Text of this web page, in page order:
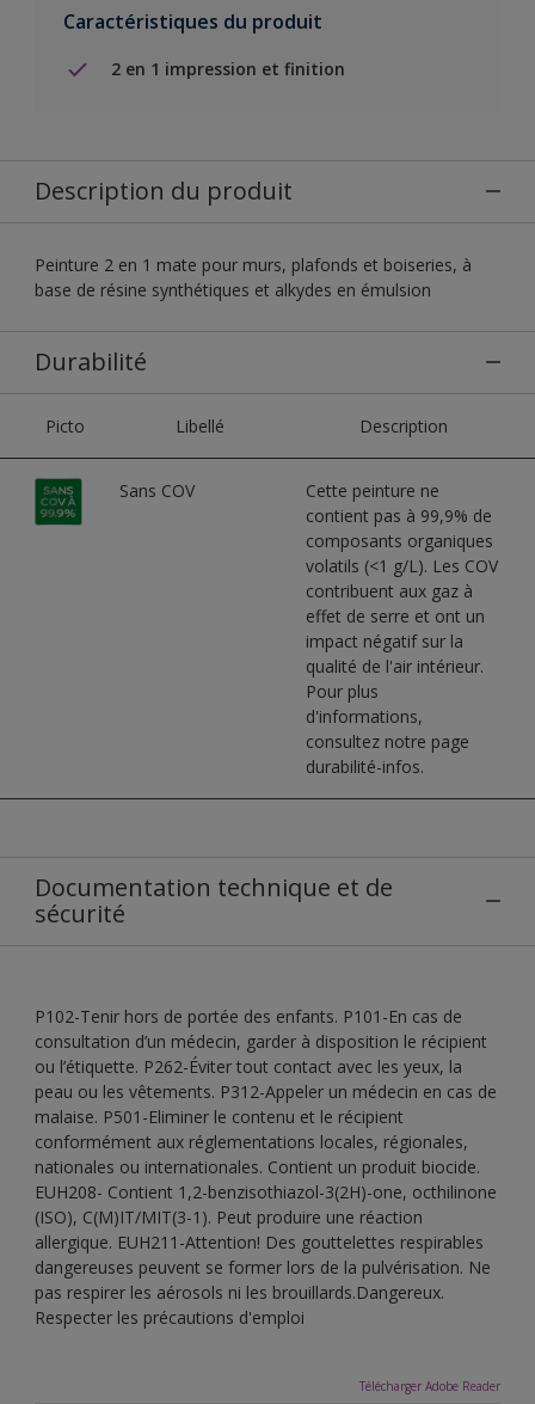
Caractéristiques du produit
2 en 1 impression et finition
Description du produit
Peinture 2 en 1 mate pour murs, plafonds et boiseries, à
base de résine synthétiques et alkydes en émulsion
Durabilité
Picto Libellé Description
Sans COV
Cette peinture ne
contient pas à 99,9% de
composants organiques
volatils (<1 g/L). Les COV
contribuent aux gaz à
effet de serre et ont un
impact négatif sur la
qualité de l'air intérieur.
Pour plus
d'informations,
consultez notre page
durabilité-infos.
Documentation technique et de
sécurité
P102-Tenir hors de portée des enfants. P101-En cas de
consultation d’un médecin, garder à disposition le récipient
ou l’étiquette. P262-Éviter tout contact avec les yeux, la
peau ou les vêtements. P312-Appeler un médecin en cas de
malaise. P501-Eliminer le contenu et le récipient
conformément aux réglementations locales, régionales,
nationales ou internationales. Contient un produit biocide.
EUH208- Contient 1,2-benzisothiazol-3(2H)-one, octhilinone
(ISO), C(M)IT/MIT(3-1). Peut produire une réaction
allergique. EUH211-Attention! Des gouttelettes respirables
dangereuses peuvent se former lors de la pulvérisation. Ne
pas respirer les aérosols ni les brouillards.Dangereux.
Respecter les précautions d'emploi
Télécharger Adobe Reader